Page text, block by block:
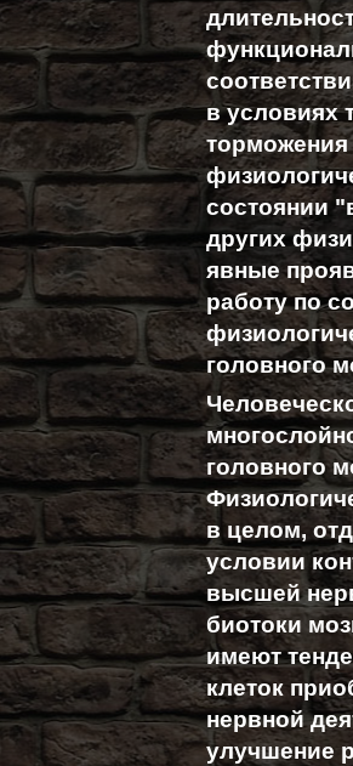
в условиях
состоянии
других
явные
работу по
головного
головного
в целом,
условии
высшей
биотоки
имеют
клеток
нервной
улучшение